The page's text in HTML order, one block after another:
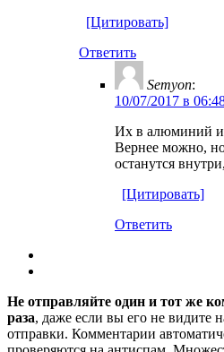
[Цитировать]
Ответить
Semyon:
10/07/2017 в
Их в алюминий и
Вернее можно,
останутся
[Цитировать]
Ответить
Не отправляйте один и тот же
раза, даже если вы его не видите
отправки. Комментарии